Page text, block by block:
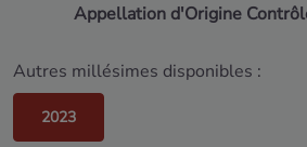
Appellation d'Origine
Autres millésimes disponibles :
2023